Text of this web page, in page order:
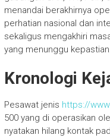
menandai berakhirnya
perhatian nasional dan
sekaligus mengakhiri
yang menunggu
Kronologi
Pesawat jenis https://
500 yang di operasikan
nyatakan hilang kontak